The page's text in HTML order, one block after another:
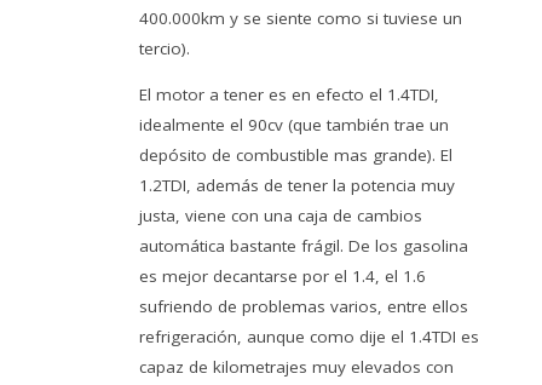
400.000km y se siente como si tuviese un
tercio).
El motor a tener es en efecto el 1.4TDI,
idealmente el 90cv (que también trae un
depósito de combustible mas grande). El
1.2TDI, además de tener la potencia muy
justa, viene con una caja de cambios
automática bastante frágil. De los gasolina
es mejor decantarse por el 1.4, el 1.6
sufriendo de problemas varios, entre ellos
refrigeración, aunque como dije el 1.4TDI es
capaz de kilometrajes muy elevados con